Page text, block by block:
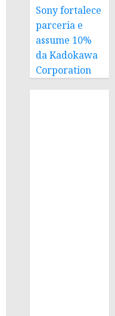
Sony fortalece
parceria e
assume 10%
da Kadokawa
Corporation